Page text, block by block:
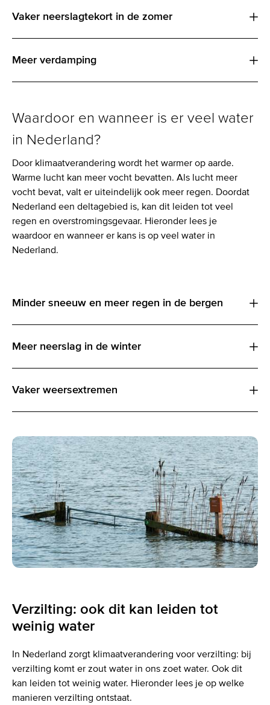
Vaker neerslagtekort in de zomer
Meer verdamping
Waardoor en wanneer is er veel water
in Nederland?
Door klimaatverandering wordt het warmer op aarde.
Warme lucht kan meer vocht bevatten. Als lucht meer
vocht bevat, valt er uiteindelijk ook meer regen. Doordat
Nederland een deltagebied is, kan dit leiden tot veel
regen en overstromingsgevaar. Hieronder lees je
waardoor en wanneer er kans is op veel water in
Nederland.
Minder sneeuw en meer regen in de bergen
Meer neerslag in de winter
Vaker weersextremen
Verzilting: ook dit kan leiden tot
weinig water
In Nederland zorgt klimaatverandering voor verzilting: bij
verzilting komt er zout water in ons zoet water. Ook dit
kan leiden tot weinig water. Hieronder lees je op welke
manieren verzilting ontstaat.